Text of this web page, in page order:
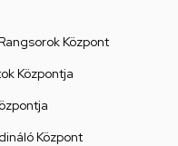
Központ
Központja
Központ